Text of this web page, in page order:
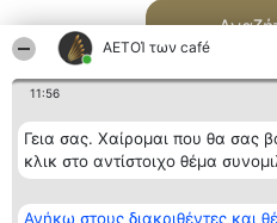
ΑΕΤΟΊ των café
11:56
Γεια σας. Χαίρομαι που θα σας
κλικ στο αντίστοιχο θέμα
Ανήκω στους διακριθέντες και
Διοργανωτής της
κατάταξης